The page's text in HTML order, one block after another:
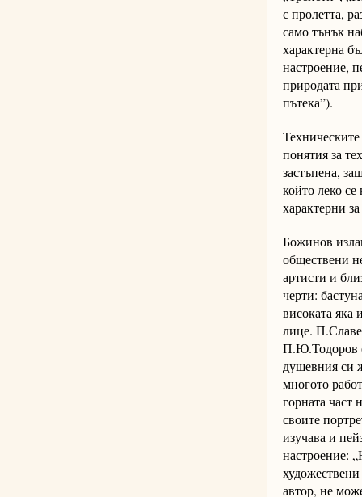
с пролетта,
само тънък
характерна
настроение,
природата
пътека”).
понятия за
застъпена,
който леко
характерни
Божинов
обществени
артисти и
черти:
високата яка
лице.
П.Ю.Тодоров
душевния си
многото
горната
своите
изучава и
настроение:
автор, не